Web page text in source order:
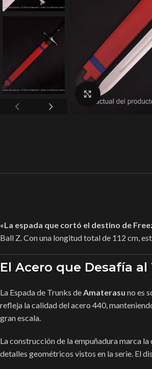
Ampliar imagen
«La espada que cortó el destino de
Ball Z. Con una longitud total de 112 cm,
El Acero que Desafía
La Espada de Trunks deAmaterasu no es
refleja la calidad del acero 440,
gran escala.
La construcción de la empuñadura marca
detalles geométricos vistos en la serie. El